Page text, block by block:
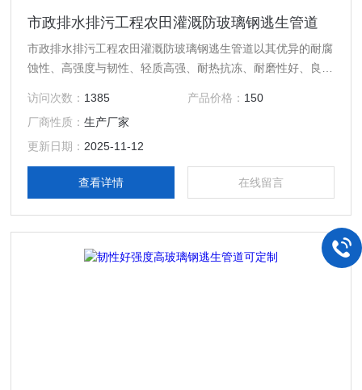
市政排水排污工程农田灌溉防玻璃钢逃生管道
市政排水排污工程农田灌溉防玻璃钢逃生管道以其优异的耐腐
蚀性、高强度与韧性、轻质高强、耐热抗冻、耐磨性好、良好
能优势，在隧道逃生、化工、石油、电力等领域得到了广泛应
用。
访问次数： 1385 产品价格： 150
厂商性质：生产厂家
更新日期： 2025-11-12
查看详情 在线留言